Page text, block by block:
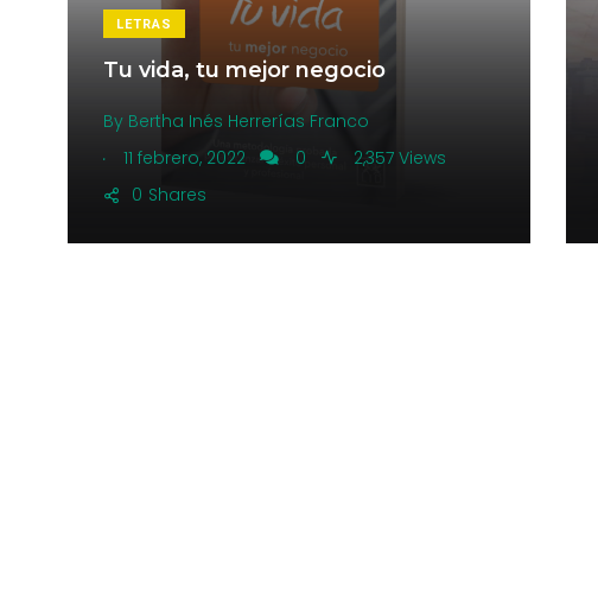
LETRAS
Tu vida, tu mejor negocio
By Bertha Inés Herrerías Franco
.
11 febrero, 2022 0
2,357 Views
Shares
0